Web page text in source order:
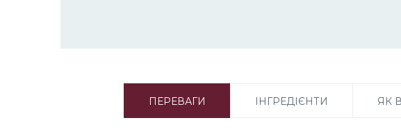
ПЕРЕВАГИ ІНГРЕДІЄНТИ ЯК